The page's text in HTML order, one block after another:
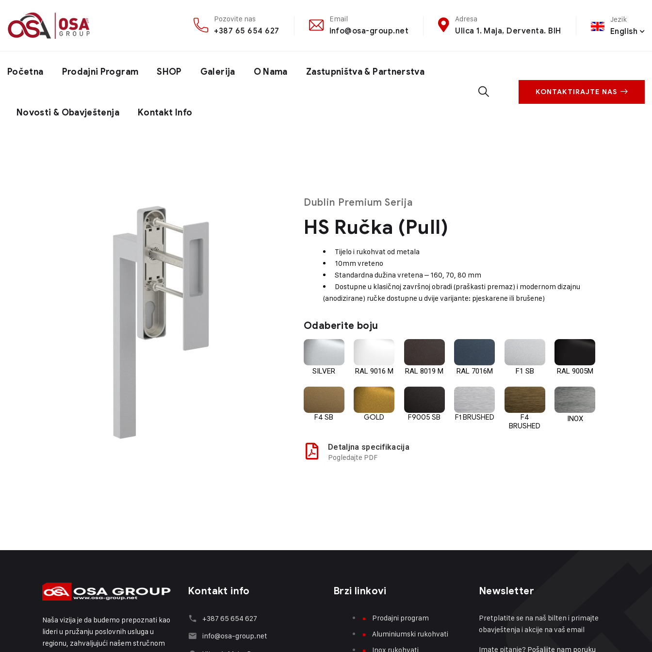
Pozovite nas
+387 65 654 627
Email
info@osa-group.net
Adresa
Ulica 1. Maja, Derventa. BIH
Jezik
English
Početna Prodajni Program SHOP Galerija O Nama Zastupništva & Partnerstva
Novosti & Obavještenja Kontakt Info
KONTAKTIRAJTE NAS
Dublin Premium Serija
HS Ručka (Pull)
Tijelo i rukohvat od metala
10mm vreteno
Standardna dužina vretena – 160, 70, 80 mm
Dostupne u klasičnoj završnoj obradi (praškasti premaz) i modernom dizajnu
(anodizirane) ručke dostupne u dvije varijante: pjeskarene ili brušene)
Odaberite boju
SILVER RAL 9016 M RAL 8019 M RAL 7016M F1 SB RAL 9005M
F4 SB GOLD F9005 SB F1 BRUSHED
F4
BRUSHED
INOX
Detaljna specifikacija
Pogledajte PDF
Naša vizija je da budemo prepoznati kao
lideri u pružanju poslovnih usluga u
regionu, zahvaljujući našem stručnom
Kontakt info
+387 65 654 627
info@osa-group.net
Brzi linkovi
Prodajni program
Aluminiumski rukohvati
Inox rukohvati
Newsletter
Pretplatite se na naš bilten i primajte
obavještenja i akcije na vaš email
Imate pitanje? Pošaljite nam poruku